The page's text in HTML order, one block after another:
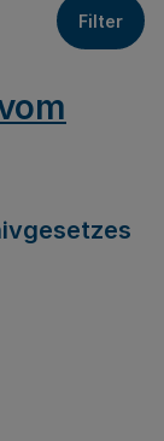
Filter